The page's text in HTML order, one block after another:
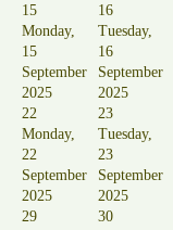
15
Monday,
15
September
2025
16
Tuesday,
16
September
2025
22
Monday,
22
September
2025
23
Tuesday,
23
September
2025
29
30